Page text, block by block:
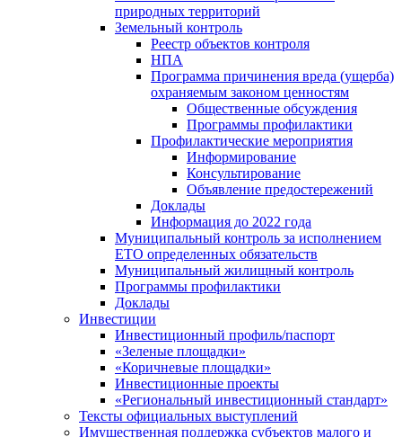
природных территорий
Земельный контроль
Реестр объектов контроля
НПА
Программа причинения вреда (ущерба)
охраняемым законом ценностям
Общественные обсуждения
Программы профилактики
Профилактические мероприятия
Информирование
Консультирование
Объявление предостережений
Доклады
Информация до 2022 года
Муниципальный контроль за исполнением
ЕТО определенных обязательств
Муниципальный жилищный контроль
Программы профилактики
Доклады
Инвестиции
Инвестиционный профиль/паспорт
«Зеленые площадки»
«Коричневые площадки»
Инвестиционные проекты
«Региональный инвестиционный стандарт»
Тексты официальных выступлений
Имущественная поддержка субъектов малого и